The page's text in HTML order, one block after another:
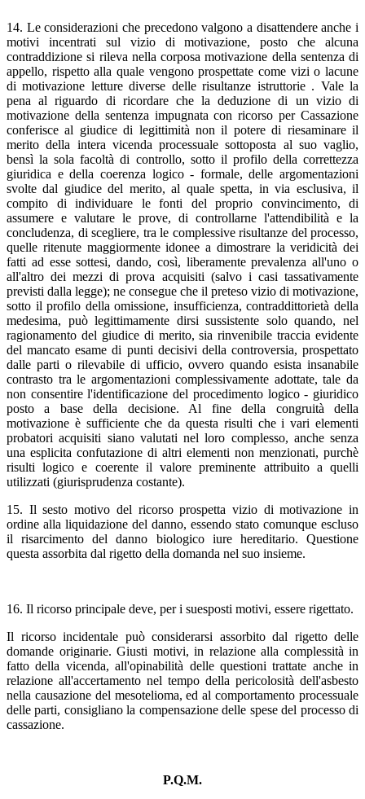
14. Le considerazioni che precedono valgono a disattendere anche i
motivi incentrati sul vizio di motivazione, posto che alcuna
contraddizione si rileva nella corposa motivazione della sentenza di
appello, rispetto alla quale vengono prospettate come vizi o lacune
di motivazione letture diverse delle risultanze istruttorie . Vale la
pena al riguardo di ricordare che la deduzione di un vizio di
motivazione della sentenza impugnata con ricorso per Cassazione
conferisce al giudice di legittimità non il potere di riesaminare il
merito della intera vicenda processuale sottoposta al suo vaglio,
bensì la sola facoltà di controllo, sotto il profilo della correttezza
giuridica e della coerenza logico - formale, delle argomentazioni
svolte dal giudice del merito, al quale spetta, in via esclusiva, il
compito di individuare le fonti del proprio convincimento, di
assumere e valutare le prove, di controllarne l'attendibilità e la
concludenza, di scegliere, tra le complessive risultanze del processo,
quelle ritenute maggiormente idonee a dimostrare la veridicità dei
fatti ad esse sottesi, dando, così, liberamente prevalenza all'uno o
all'altro dei mezzi di prova acquisiti (salvo i casi tassativamente
previsti dalla legge); ne consegue che il preteso vizio di motivazione,
sotto il profilo della omissione, insufficienza, contraddittorietà della
medesima, può legittimamente dirsi sussistente solo quando, nel
ragionamento del giudice di merito, sia rinvenibile traccia evidente
del mancato esame di punti decisivi della controversia, prospettato
dalle parti o rilevabile di ufficio, ovvero quando esista insanabile
contrasto tra le argomentazioni complessivamente adottate, tale da
non consentire l'identificazione del procedimento logico - giuridico
posto a base della decisione. Al fine della congruità della
motivazione è sufficiente che da questa risulti che i vari elementi
probatori acquisiti siano valutati nel loro complesso, anche senza
una esplicita confutazione di altri elementi non menzionati, purchè
risulti logico e coerente il valore preminente attribuito a quelli
utilizzati (giurisprudenza costante).
15. Il sesto motivo del ricorso prospetta vizio di motivazione in
ordine alla liquidazione del danno, essendo stato comunque escluso
il risarcimento del danno biologico iure hereditario. Questione
questa assorbita dal rigetto della domanda nel suo insieme.
16. Il ricorso principale deve, per i suesposti motivi, essere rigettato.
Il ricorso incidentale può considerarsi assorbito dal rigetto delle
domande originarie. Giusti motivi, in relazione alla complessità in
fatto della vicenda, all'opinabilità delle questioni trattate anche in
relazione all'accertamento nel tempo della pericolosità dell'asbesto
nella causazione del mesotelioma, ed al comportamento processuale
delle parti, consigliano la compensazione delle spese del processo di
cassazione.
P.Q.M.